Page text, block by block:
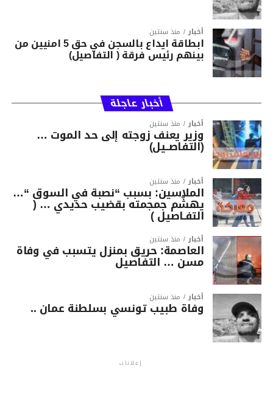
أخبار منذ سنتين
ابطاقة ايداع بالسجن في حق 5 امنيين من
بينهم رئيس فرقة ( التفاصيل)
أخبار عاجلة
أخبار منذ سنتين
وزير يعنف زوجته إلى حد الموت …
(التفاصــيل)
أخبار منذ سنتين
الملاسين: بسبب “نصبة في السوق “…
يهشّم جمجمته بقضيب حديدي … (
التفـاصيل )
أخبار منذ سنتين
العاصمة: حريق بمنزل يتسبب في وفاة
مسن … التفاصيل
أخبار منذ سنتين
وفاة طبيب تونسي بسلطنة عمان ..
إعلانات